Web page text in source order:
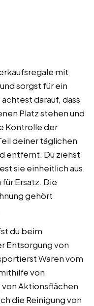
mit
sorgst für ein
darauf, dass
Platz stehen und
Kontrolle der
deiner täglichen
entfernt. Du ziehst
sie einheitlich aus.
Ersatz. Die
gehört
du beim
Entsorgung von
Waren vom
von
Aktionsflächen
die Reinigung von